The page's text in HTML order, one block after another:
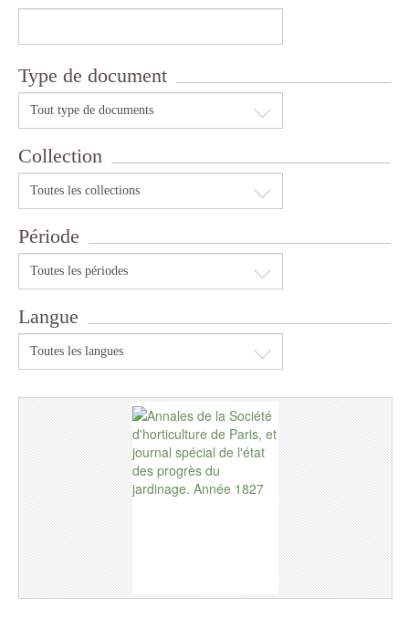
Type de document
Tout type de documents
Collection
Toutes les collections
Période
Toutes les périodes
Langue
Toutes les langues